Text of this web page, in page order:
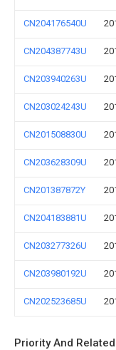
CN204176540U
CN204387743U
CN203940263U
CN203024243U
CN201508830U
CN203628309U
CN201387872Y
CN204183881U
CN203277326U
CN203980192U
CN202523685U
Priority And